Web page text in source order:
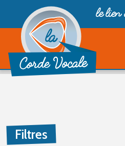
le lien
Filtres